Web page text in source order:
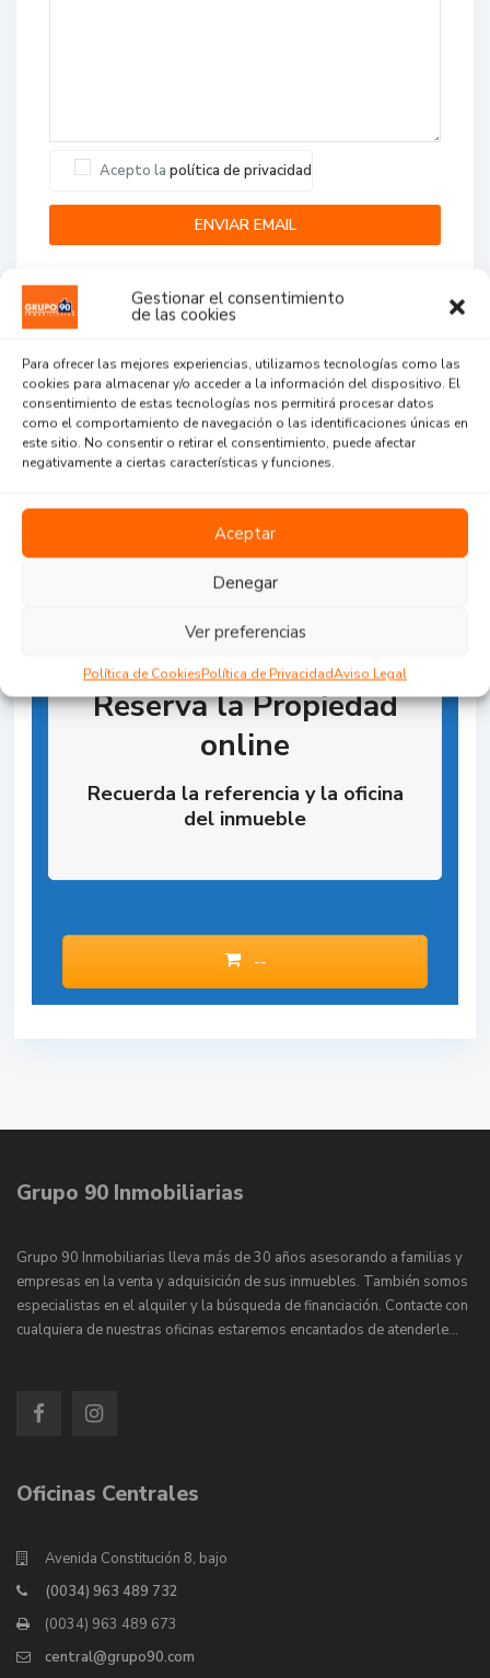
Gestionar el consentimiento
de las cookies
Para ofrecer las mejores experiencias, utilizamos tecnologías como las
cookies para almacenar y/o acceder a la información del dispositivo. El
consentimiento de estas tecnologías nos permitirá procesar datos
como el comportamiento de navegación o las identificaciones únicas en
este sitio. No consentir o retirar el consentimiento, puede afectar
negativamente a ciertas características y funciones.
Aceptar
Denegar
Ver preferencias
Política de CookiesPolítica de PrivacidadAviso Legal
Acepto la política de privacidad
Agent Reviews
...
Reserva la Propiedad
online
Recuerda la referencia y la oficina
del inmueble
--
Grupo 90 Inmobiliarias
Grupo 90 Inmobiliarias lleva más de 30 años asesorando a familias y
empresas en la venta y adquisición de sus inmuebles. También somos
especialistas en el alquiler y la búsqueda de financiación. Contacte con
cualquiera de nuestras oficinas estaremos encantados de atenderle…
Oficinas Centrales
Avenida Constitución 8, bajo
(0034) 963 489 732
(0034) 963 489 673
central@grupo90.com